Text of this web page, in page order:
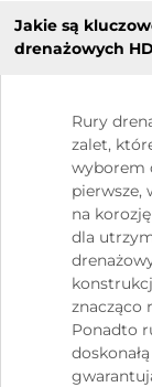
Jakie są
drenażowych
Rury
zalet,
wyborem
pierwsze,
na
dla
znacząco
Ponadto